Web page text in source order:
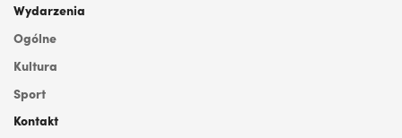
Wydarzenia
Ogólne
Kultura
Sport
Kontakt